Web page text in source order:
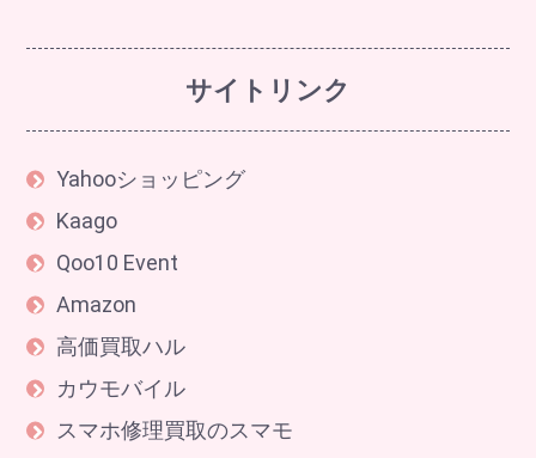
サイトリンク
Yahooショッピング
Kaago
Qoo10 Event
Amazon
高価買取ハル
カウモバイル
スマホ修理買取のスマモ